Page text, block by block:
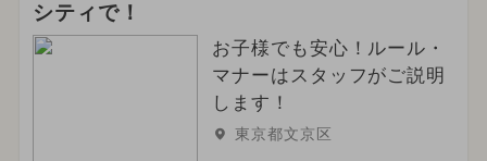
シティで！
お子様でも安心！ルール・
マナーはスタッフがご説明
します！
東京都文京区